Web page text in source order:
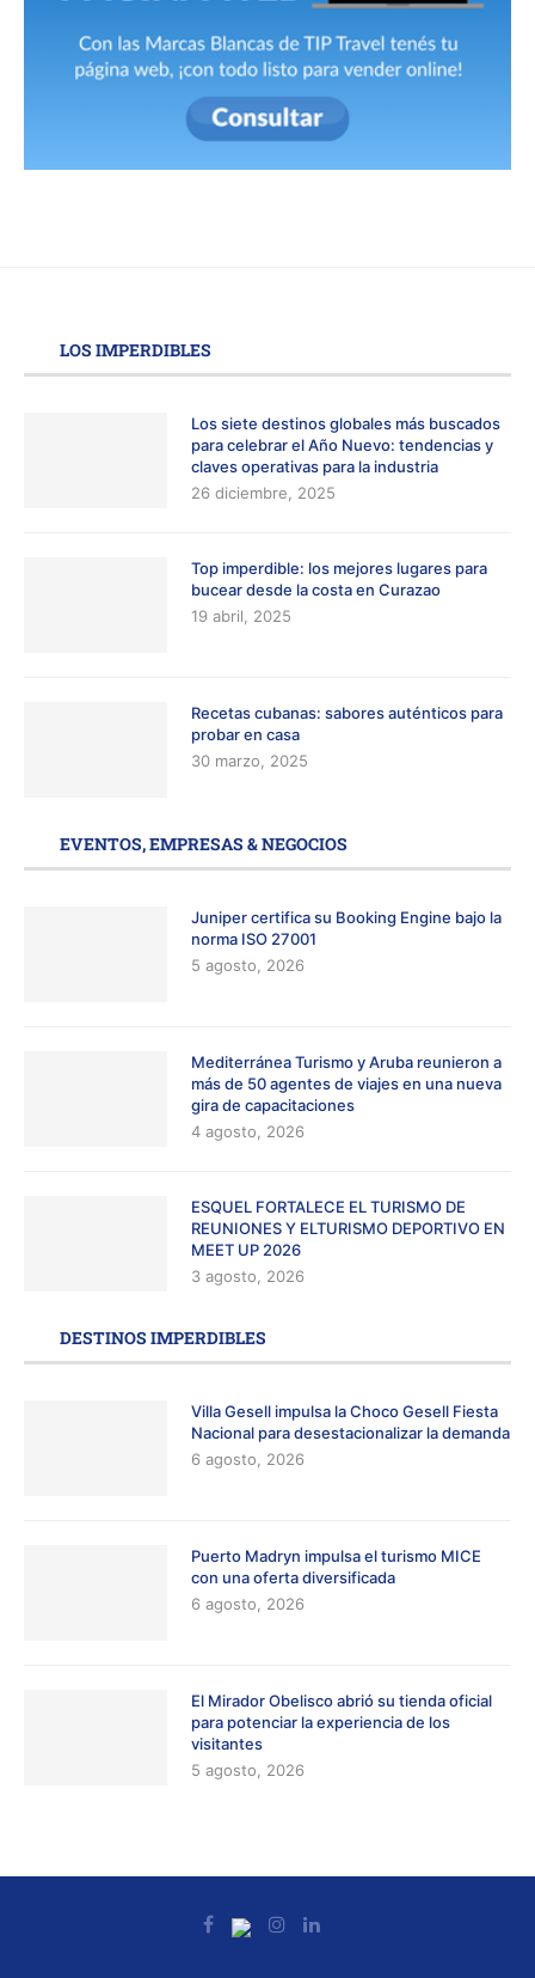
LOS IMPERDIBLES
Los siete destinos globales más buscados
para celebrar el Año Nuevo: tendencias y
claves operativas para la industria
26 diciembre, 2025
Top imperdible: los mejores lugares para
bucear desde la costa en Curazao
19 abril, 2025
Recetas cubanas: sabores auténticos para
probar en casa
30 marzo, 2025
EVENTOS, EMPRESAS & NEGOCIOS
Juniper certifica su Booking Engine bajo la
norma ISO 27001
5 agosto, 2026
Mediterránea Turismo y Aruba reunieron a
más de 50 agentes de viajes en una nueva
gira de capacitaciones
4 agosto, 2026
ESQUEL FORTALECE EL TURISMO DE
REUNIONES Y ELTURISMO DEPORTIVO EN
MEET UP 2026
3 agosto, 2026
DESTINOS IMPERDIBLES
Villa Gesell impulsa la Choco Gesell Fiesta
Nacional para desestacionalizar la demanda
6 agosto, 2026
Puerto Madryn impulsa el turismo MICE
con una oferta diversificada
6 agosto, 2026
El Mirador Obelisco abrió su tienda oficial
para potenciar la experiencia de los
visitantes
5 agosto, 2026